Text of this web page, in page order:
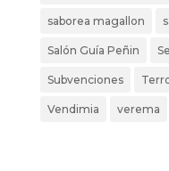
saborea magallon
Salón Guía Peñin
Subvenciones
Vendimia verema